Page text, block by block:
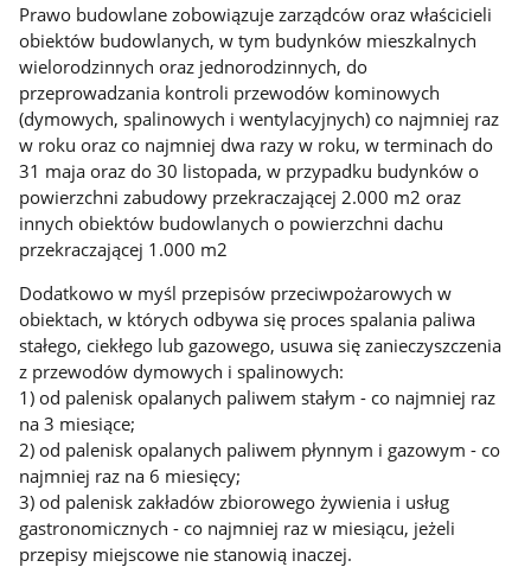
Prawo budowlane zobowiązuje zarządców oraz właścicieli
obiektów budowlanych, w tym budynków mieszkalnych
wielorodzinnych oraz jednorodzinnych, do
przeprowadzania kontroli przewodów kominowych
(dymowych, spalinowych i wentylacyjnych) co najmniej raz
w roku oraz co najmniej dwa razy w roku, w terminach do
31 maja oraz do 30 listopada, w przypadku budynków o
powierzchni zabudowy przekraczającej 2.000 m2 oraz
innych obiektów budowlanych o powierzchni dachu
przekraczającej 1.000 m2
Dodatkowo w myśl przepisów przeciwpożarowych w
obiektach, w których odbywa się proces spalania paliwa
stałego, ciekłego lub gazowego, usuwa się zanieczyszczenia
z przewodów dymowych i spalinowych:
1) od palenisk opalanych paliwem stałym - co najmniej raz
na 3 miesiące;
2) od palenisk opalanych paliwem płynnym i gazowym - co
najmniej raz na 6 miesięcy;
3) od palenisk zakładów zbiorowego żywienia i usług
gastronomicznych - co najmniej raz w miesiącu, jeżeli
przepisy miejscowe nie stanowią inaczej.